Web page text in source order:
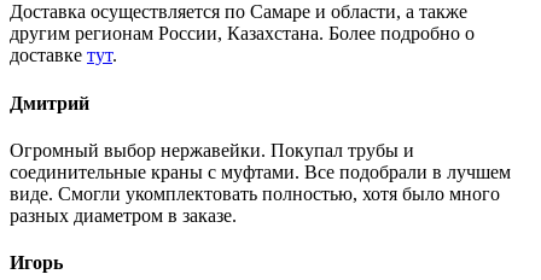
Доставка осуществляется по Самаре и области, а также
другим регионам России, Казахстана. Более подробно о
доставке тут.
Дмитрий
Огромный выбор нержавейки. Покупал трубы и
соединительные краны с муфтами. Все подобрали в лучшем
виде. Смогли укомплектовать полностью, хотя было много
разных диаметром в заказе.
Игорь